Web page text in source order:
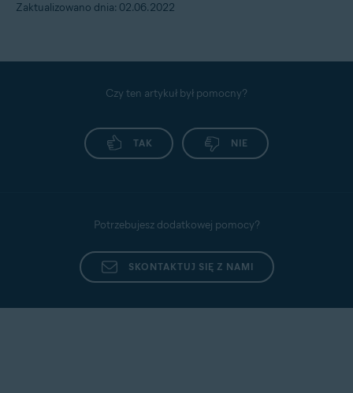
Zaktualizowano dnia: 02.06.2022
Czy ten artykuł był pomocny?
TAK NIE
Potrzebujesz dodatkowej pomocy?
SKONTAKTUJ SIĘ Z NAMI